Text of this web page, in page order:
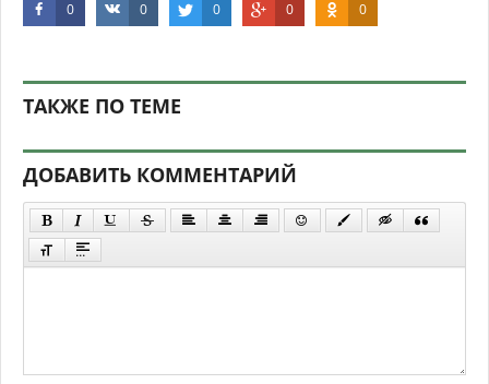
0 0 0 0 0
ТАКЖЕ ПО ТЕМЕ
ДОБАВИТЬ КОММЕНТАРИЙ